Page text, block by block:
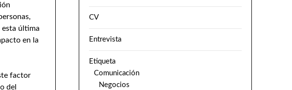
esta última
en la
factor
del
CV
Entrevista
Etiqueta
Comunicación
Negocios